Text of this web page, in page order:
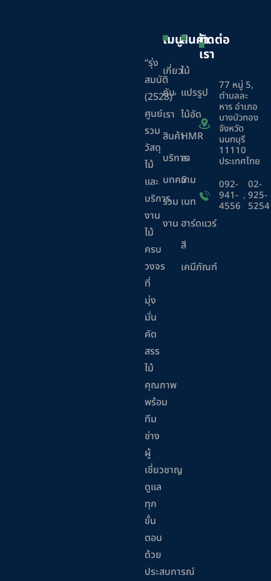
“รุ่ง
สมบัติ
(2528)”
ศูนย์
รวม
วัสดุ
ไม้
และ
บริการ
งาน
ไม้
ครบ
วงจร
ที่
มุ่ง
มั่น
คัด
สรร
ไม้
คุณภาพ
พร้อม
ทีม
ช่าง
ผู้
เชี่ยวชาญ
ดูแล
ทุก
ขั้น
ตอน
ด้วย
ประสบการณ์
เมนู
เกี่ยว
กับ
เรา
สินค้า
บริการ
บทความ
ร่วม
งาน
สินค้า
ไม้
แปรรูป
ไม้อัด
HMR
ลา
มิ
เนท
ฮาร์ดแวร์
สี
เคมีภัณฑ์
ติดต่อ
เรา
77 หมู่ 5,
ตำบลละ
หาร อำเภอ
บางบัวทอง
จังหวัด
นนทบุรี
11110
ประเทศไทย
092-
941-
4556
,
02-
925-
5254